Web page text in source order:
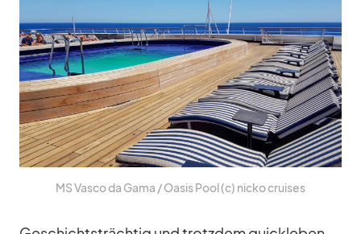
MS Vasco da Gama /​ Oa­sis Pool (c) nicko crui­ses